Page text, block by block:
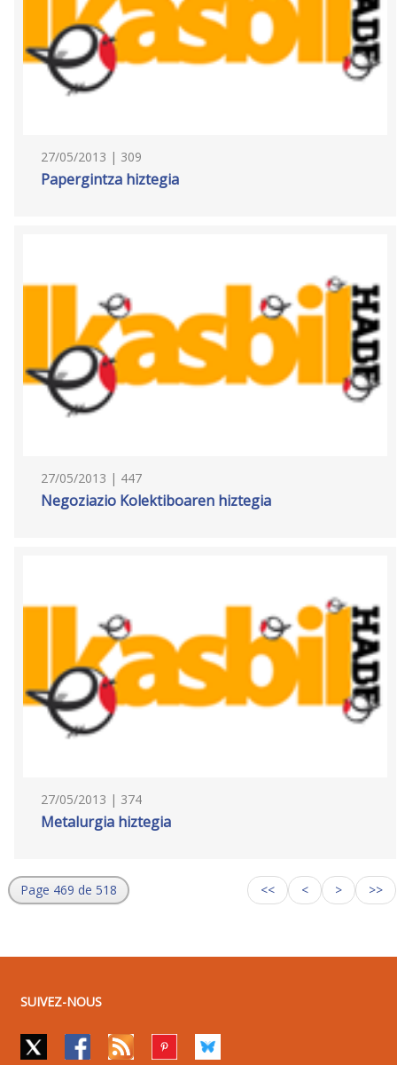
27/05/2013 | 309
Papergintza hiztegia
27/05/2013 | 447
Negoziazio Kolektiboaren hiztegia
27/05/2013 | 374
Metalurgia hiztegia
Page 469 de 518 << < > >>
SUIVEZ-NOUS